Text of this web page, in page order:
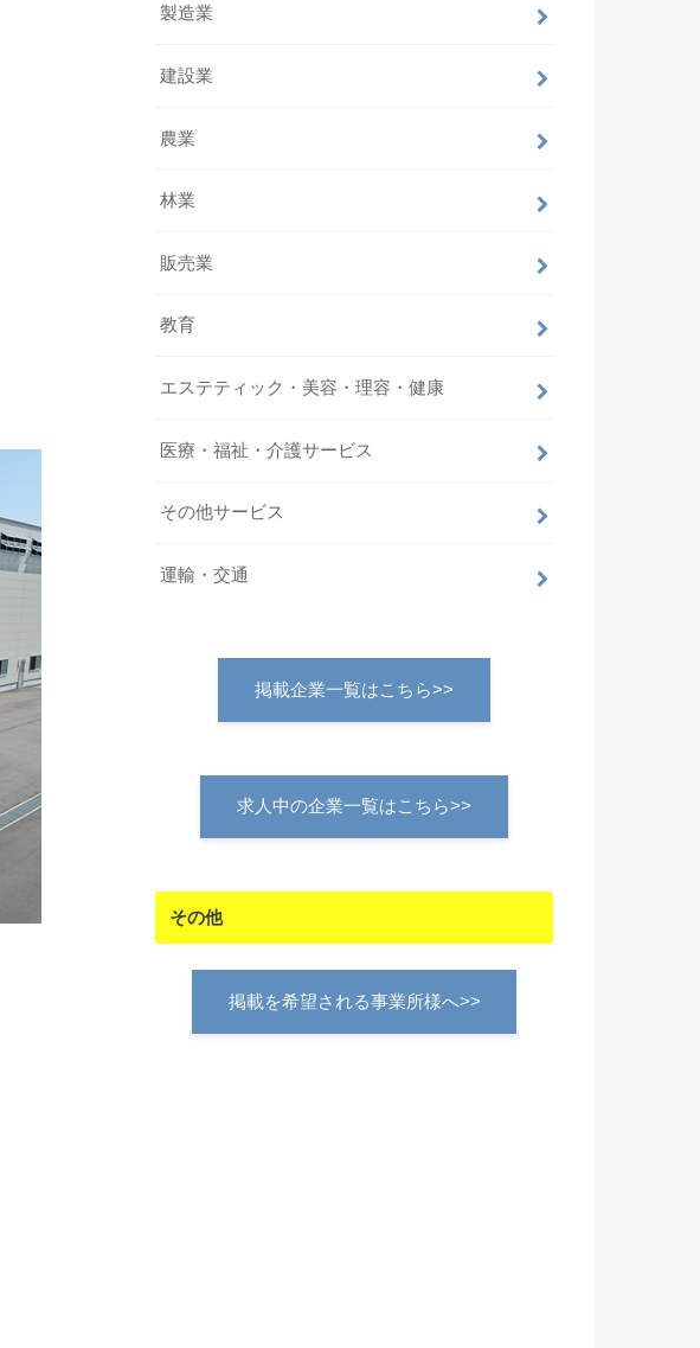
製造業
建設業
農業
林業
販売業
教育
エステティック・美容・理容・健康
医療・福祉・介護サービス
その他サービス
運輸・交通
掲載企業一覧はこちら>>
求人中の企業一覧はこちら>>
その他
掲載を希望される事業所様へ>>